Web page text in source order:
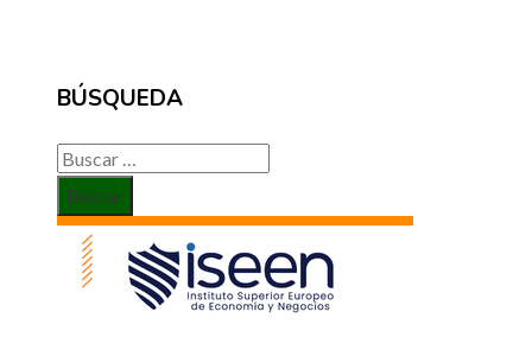
BÚSQUEDA
Buscar: